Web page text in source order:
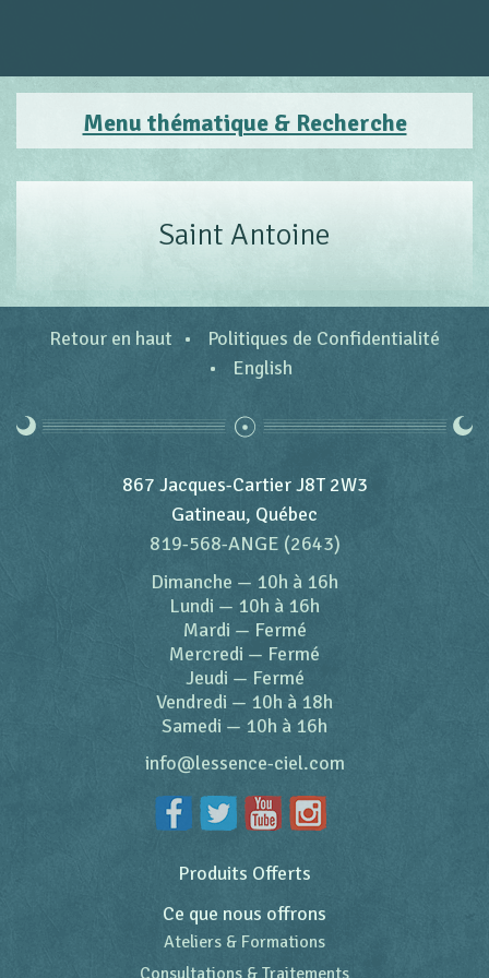
Menu thématique & Recherche
Saint Antoine
Retour en haut
Politiques de Confidentialité
English
867 Jacques-Cartier J8T 2W3
Gatineau, Québec
819-568-ANGE (2643)
Dimanche — 10h à 16h
Lundi — 10h à 16h
Mardi — Fermé
Mercredi — Fermé
Jeudi — Fermé
Vendredi — 10h à 18h
Samedi — 10h à 16h
info@lessence-ciel.com
Produits Offerts
Ce que nous offrons
Ateliers & Formations